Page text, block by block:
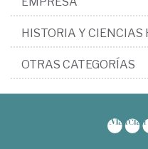
HISTORIA Y CIENCIAS
OTRAS CATEGORÍAS